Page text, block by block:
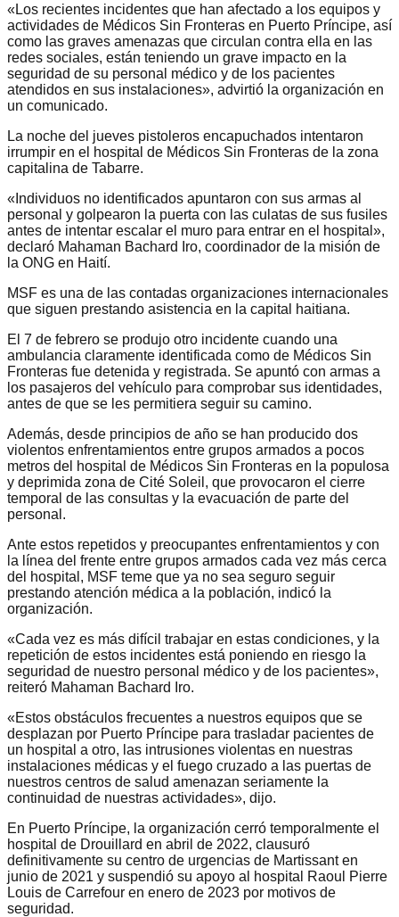
«Los recientes incidentes que han afectado a los equipos y
actividades de Médicos Sin Fronteras en Puerto Príncipe, así
como las graves amenazas que circulan contra ella en las
redes sociales, están teniendo un grave impacto en la
seguridad de su personal médico y de los pacientes
atendidos en sus instalaciones», advirtió la organización en
un comunicado.
La noche del jueves pistoleros encapuchados intentaron
irrumpir en el hospital de Médicos Sin Fronteras de la zona
capitalina de Tabarre.
«Individuos no identificados apuntaron con sus armas al
personal y golpearon la puerta con las culatas de sus fusiles
antes de intentar escalar el muro para entrar en el hospital»,
declaró Mahaman Bachard Iro, coordinador de la misión de
la ONG en Haití.
MSF es una de las contadas organizaciones internacionales
que siguen prestando asistencia en la capital haitiana.
El 7 de febrero se produjo otro incidente cuando una
ambulancia claramente identificada como de Médicos Sin
Fronteras fue detenida y registrada. Se apuntó con armas a
los pasajeros del vehículo para comprobar sus identidades,
antes de que se les permitiera seguir su camino.
Además, desde principios de año se han producido dos
violentos enfrentamientos entre grupos armados a pocos
metros del hospital de Médicos Sin Fronteras en la populosa
y deprimida zona de Cité Soleil, que provocaron el cierre
temporal de las consultas y la evacuación de parte del
personal.
Ante estos repetidos y preocupantes enfrentamientos y con
la línea del frente entre grupos armados cada vez más cerca
del hospital, MSF teme que ya no sea seguro seguir
prestando atención médica a la población, indicó la
organización.
«Cada vez es más difícil trabajar en estas condiciones, y la
repetición de estos incidentes está poniendo en riesgo la
seguridad de nuestro personal médico y de los pacientes»,
reiteró Mahaman Bachard Iro.
«Estos obstáculos frecuentes a nuestros equipos que se
desplazan por Puerto Príncipe para trasladar pacientes de
un hospital a otro, las intrusiones violentas en nuestras
instalaciones médicas y el fuego cruzado a las puertas de
nuestros centros de salud amenazan seriamente la
continuidad de nuestras actividades», dijo.
En Puerto Príncipe, la organización cerró temporalmente el
hospital de Drouillard en abril de 2022, clausuró
definitivamente su centro de urgencias de Martissant en
junio de 2021 y suspendió su apoyo al hospital Raoul Pierre
Louis de Carrefour en enero de 2023 por motivos de
seguridad.